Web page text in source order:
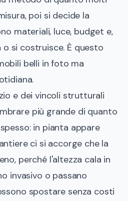
poi si decide la
materiali, luce, budget e,
o si costruisce. È questo
belli in foto ma
e dei vincoli strutturali
più grande di quanto
in pianta appare
ci si accorge che la
perché l'altezza cala in
invasivo o passano
spostare senza costi